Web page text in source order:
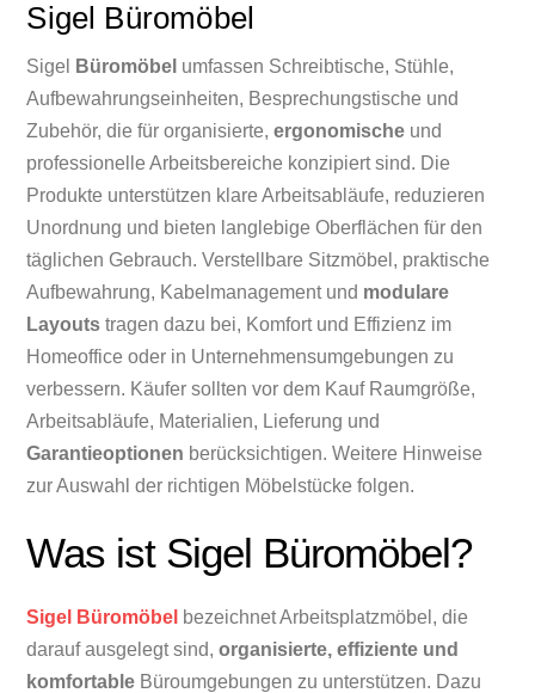
Sigel Büromöbel
Sigel Büromöbel umfassen Schreibtische, Stühle,
Aufbewahrungseinheiten, Besprechungstische und
Zubehör, die für organisierte,ergonomische und
professionelle Arbeitsbereiche konzipiert sind. Die
Produkte unterstützen klare Arbeitsabläufe, reduzieren
Unordnung und bieten langlebige Oberflächen für den
täglichen Gebrauch. Verstellbare Sitzmöbel, praktische
Aufbewahrung, Kabelmanagement und modulare
Layouts tragen dazu bei, Komfort und Effizienz im
Homeoffice oder in Unternehmensumgebungen zu
verbessern. Käufer sollten vor dem Kauf Raumgröße,
Arbeitsabläufe, Materialien, Lieferung und
Garantieoptionen berücksichtigen. Weitere Hinweise
zur Auswahl der richtigen Möbelstücke folgen.
Was ist Sigel Büromöbel?
Sigel Büromöbel bezeichnet Arbeitsplatzmöbel, die
darauf ausgelegt sind,organisierte, effiziente und
komfortable Büroumgebungen zu unterstützen. Dazu